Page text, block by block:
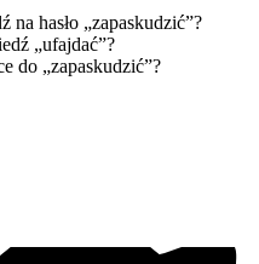
na hasło „zapaskudzić”?
„ufajdać”?
do „zapaskudzić”?